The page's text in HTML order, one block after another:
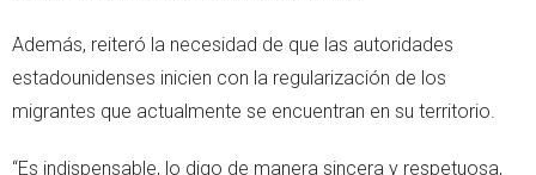
Además, reiteró la necesidad de que las autoridades
estadounidenses inicien con la regularización de los
migrantes que actualmente se encuentran en su territorio.
“Es indispensable, lo digo de manera sincera y respetuosa,